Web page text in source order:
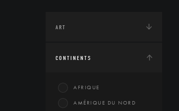
ART
CONTINENTS
AFRIQUE
AMÉRIQUE DU NORD